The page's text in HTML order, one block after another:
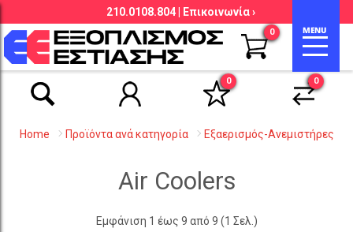
Αναζήτηση βάσει είδους, εταιρείας,
κωδικού κ.λ.π.
210.0108.804 | Επικοινωνία ›
0
0 0
Home Προϊόντα ανά κατηγορία Εξαερισμός-Ανεμιστήρες
Air Coolers
Εμφάνιση 1 έως 9 από 9 (1 Σελ.)